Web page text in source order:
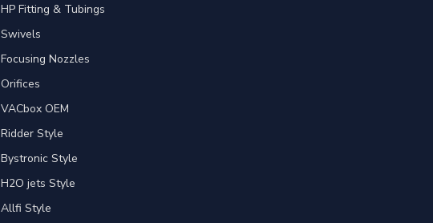
HP Fitting & Tubings
Swivels
Focusing Nozzles
Orifices
VACbox OEM
Ridder Style
Bystronic Style
H2O jets Style
Allfi Style